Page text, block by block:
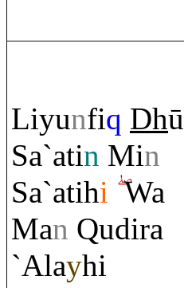
Liyunfiq Dhū
Sa`atin Min
Sa`atihi Wa
Man Qudira
`Alayhi